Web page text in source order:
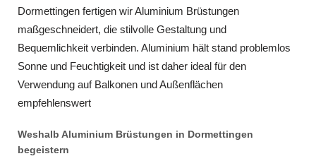
Dormettingen fertigen wir Aluminium Brüstungen
maßgeschneidert, die stilvolle Gestaltung und
Bequemlichkeit verbinden. Aluminium hält stand problemlos
Sonne und Feuchtigkeit und ist daher ideal für den
Verwendung auf Balkonen und Außenflächen
empfehlenswert
Weshalb Aluminium Brüstungen in Dormettingen
begeistern